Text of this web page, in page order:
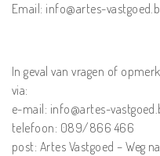
Email: info@artes-
In geval van vragen of
via:
e-mail: info@artes-
telefoon: 089/866 466
post: Artes Vastgoed – Weg